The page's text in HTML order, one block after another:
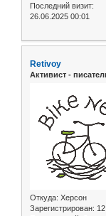
Последний визит:
26.06.2025 00:01
Retivoy
Активист -
Откуда: Херсон
Зарегистрирован: